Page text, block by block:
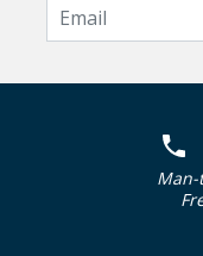
Man-